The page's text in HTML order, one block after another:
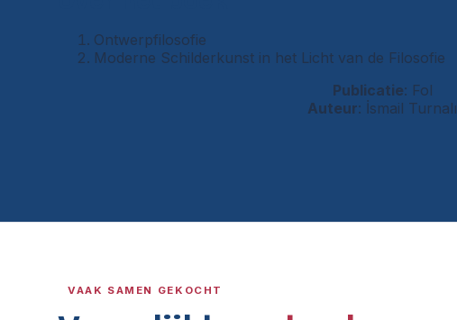
Ontwerpfilosofie
Moderne Schilderkunst in het Licht van de Filosofie
Publicatie: Fol
Auteur: İsmail Turnalı
VAAK SAMEN GEKOCHT